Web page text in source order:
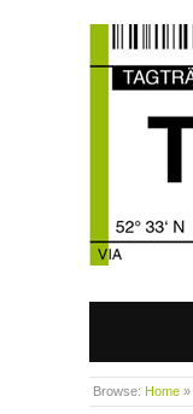
Browse: Home »